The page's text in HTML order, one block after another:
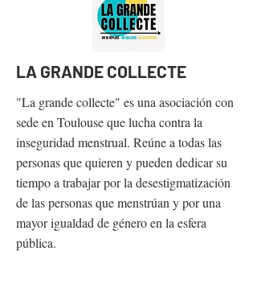
LA GRANDE COLLECTE
"La grande collecte" es una asociación con
sede en Toulouse que lucha contra la
inseguridad menstrual. Reúne a todas las
personas que quieren y pueden dedicar su
tiempo a trabajar por la desestigmatización
de las personas que menstrúan y por una
mayor igualdad de género en la esfera
pública.